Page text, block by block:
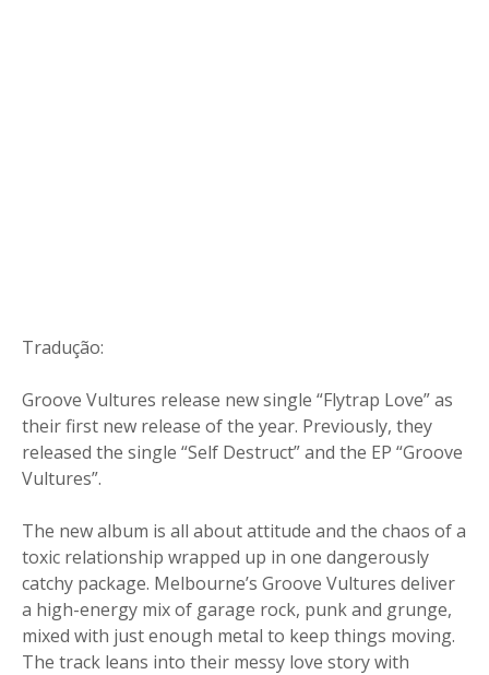
Tradução:
Groove Vultures release new single “Flytrap Love” as
their first new release of the year. Previously, they
released the single “Self Destruct” and the EP “Groove
Vultures”.
The new album is all about attitude and the chaos of a
toxic relationship wrapped up in one dangerously
catchy package. Melbourne’s Groove Vultures deliver
a high-energy mix of garage rock, punk and grunge,
mixed with just enough metal to keep things moving.
The track leans into their messy love story with